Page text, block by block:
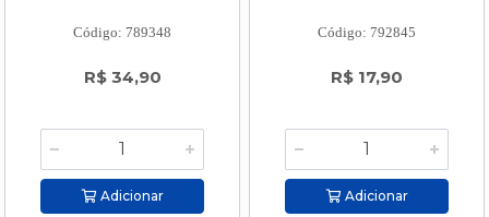
Código: 789348
R$ 34,90
Adicionar
Código: 792845
R$ 17,90
Adicionar